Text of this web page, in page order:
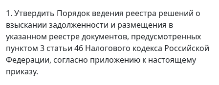
1. Утвердить Порядок ведения реестра решений о
взыскании задолженности и размещения в
указанном реестре документов, предусмотренных
пунктом 3 статьи 46 Налогового кодекса Российской
Федерации, согласно приложению к настоящему
приказу.